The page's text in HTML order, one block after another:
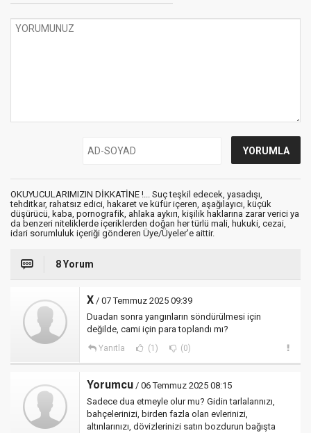
OKUYUCULARIMIZIN DİKKATİNE !... Suç teşkil edecek, yasadışı,
tehditkar, rahatsız edici, hakaret ve küfür içeren, aşağılayıcı, küçük
düşürücü, kaba, pornografik, ahlaka aykırı, kişilik haklarına zarar verici ya
da benzeri niteliklerde içeriklerden doğan her türlü mali, hukuki, cezai,
idari sorumluluk içeriği gönderen Üye/Üyeler’e aittir.
8 Yorum
X / 07 Temmuz 2025 09:39
Duadan sonra yangınların söndürülmesi için
değilde, cami için para toplandı mı?
Yanıtla (1) (0)
Yorumcu / 06 Temmuz 2025 08:15
Sadece dua etmeyle olur mu? Gidin tarlalarınızı,
bahçelerinizi, birden fazla olan evlerinizi,
altınlarınızı, dövizlerinizi satın bozdurun bağışta